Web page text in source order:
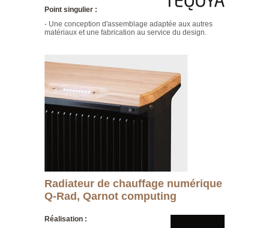
Point singulier :
- Une conception d'assemblage adaptée aux autres
matériaux et une fabrication au service du design.
Radiateur de chauffage numérique
Q-Rad, Qarnot computing
Réalisation :